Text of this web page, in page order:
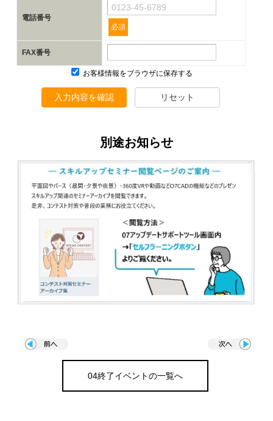
電話番号
必須
FAX番号
お客様情報をブラウザに保存する
入力内容を確認 リセット
別途お知らせ
04終了イベントの一覧へ